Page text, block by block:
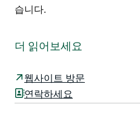
습니다.
울런공 북부 교외에서 가장
역 커뮤니티 센터(Thirroul
와 인접해 있으며 지역 상점
더 읽어보세요
웹사이트 방문
연락하세요